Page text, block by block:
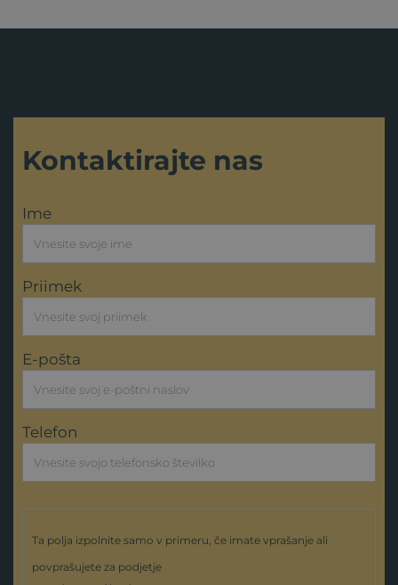
Kontaktirajte nas
Ime
Priimek
E-pošta
Telefon
Ta polja izpolnite samo v primeru, če imate vprašanje ali
povprašujete za podjetje